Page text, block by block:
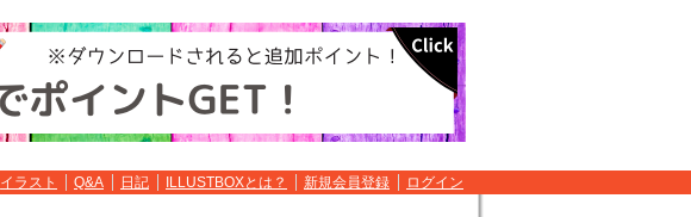
イラスト Q&A 日記 ILLUSTBOXとは？ 新規会員登録 ログイン